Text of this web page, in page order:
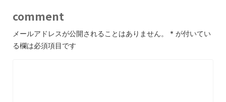
comment
メールアドレスが公開されることはありません。 * が付いてい
る欄は必須項目です